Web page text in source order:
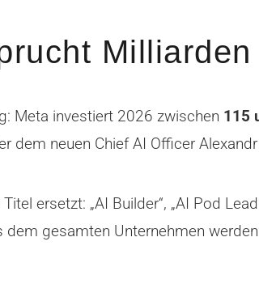
Meta investiert 2026 zwischen 115
dem neuen Chief AI Officer
ersetzt: „AI Builder“, „AI Pod
gesamten Unternehmen